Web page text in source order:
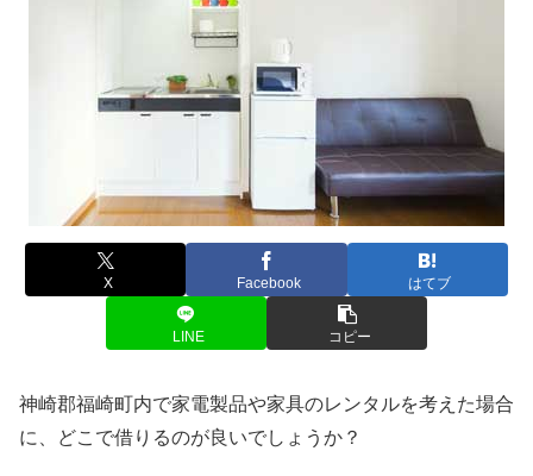
X Facebook はてブ
LINE コピー
神崎郡福崎町内で家電製品や家具のレンタルを考えた場合
に、どこで借りるのが良いでしょうか？